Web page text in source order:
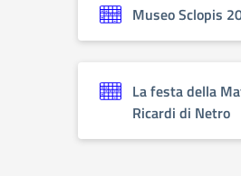
Museo Sclopis
La festa della
Ricardi di Netro